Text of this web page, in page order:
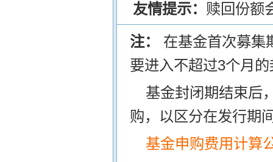
友情提示： 赎回份额
注： 在基金首次募集
要进入不超过3个月
基金封闭期结束后
购，以区分在发行期
基金申购费用计算